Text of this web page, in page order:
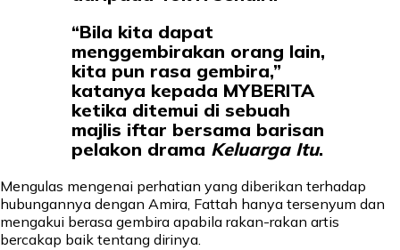
“Bila kita dapat
menggembirakan orang lain,
kita pun rasa gembira,”
katanya kepada MYBERITA
ketika ditemui di sebuah
majlis iftar bersama barisan
pelakon drama Keluarga Itu.
Mengulas mengenai perhatian yang diberikan terhadap
hubungannya dengan Amira, Fattah hanya tersenyum dan
mengakui berasa gembira apabila rakan-rakan artis
bercakap baik tentang dirinya.